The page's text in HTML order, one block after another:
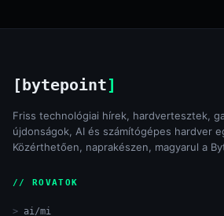
[bytepoint]
Friss technológiai hírek, hardvertesztek,
újdonságok, AI és számítógépes hardver
Közérthetően, naprakészen, magyarul a
// ROVATOK
ai/mi